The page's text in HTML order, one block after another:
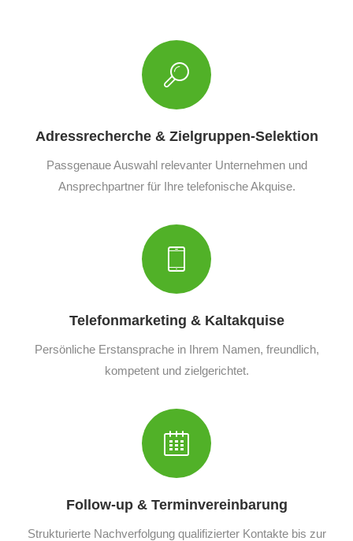
Adressrecherche & Zielgruppen-Selektion
Passgenaue Auswahl relevanter Unternehmen und
Ansprechpartner für Ihre telefonische Akquise.
Telefonmarketing & Kaltakquise
Persönliche Erstansprache in Ihrem Namen, freundlich,
kompetent und zielgerichtet.
Follow-up & Terminvereinbarung
Strukturierte Nachverfolgung qualifizierter Kontakte bis zur